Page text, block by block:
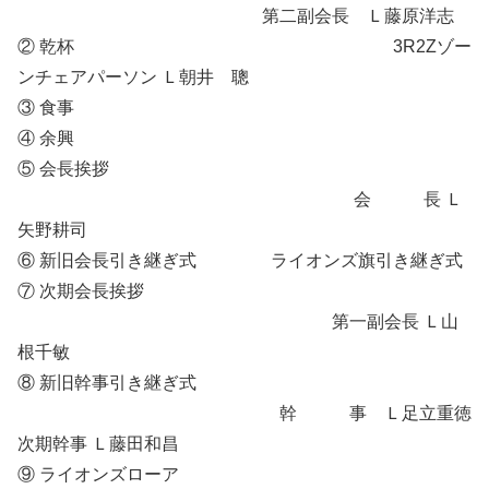
第二副会長 Ｌ藤原洋志
② 乾杯 3R2Zゾー
ンチェアパーソン Ｌ朝井 聰
③ 食事
④ 余興
⑤ 会長挨拶
会 長 Ｌ
矢野耕司
⑥ 新旧会長引き継ぎ式 ライオンズ旗引き継ぎ式
⑦ 次期会長挨拶
第一副会長 Ｌ山
根千敏
⑧ 新旧幹事引き継ぎ式
幹 事 Ｌ足立重徳
次期幹事 Ｌ藤田和昌
⑨ ライオンズローア